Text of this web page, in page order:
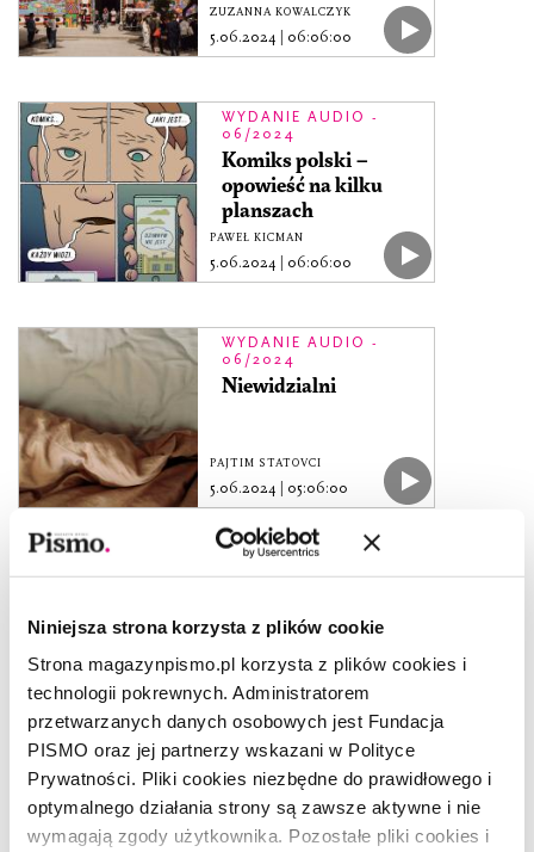
Niniejsza strona korzysta z plików cookie
Strona magazynpismo.pl korzysta z plików cookies i
technologii pokrewnych. Administratorem
przetwarzanych danych osobowych jest Fundacja
PISMO oraz jej partnerzy wskazani w Polityce
Prywatności. Pliki cookies niezbędne do prawidłowego i
optymalnego działania strony są zawsze aktywne i nie
wymagają zgody użytkownika. Pozostałe pliki cookies i
ZUZANNA KOWALCZYK
5.06.2024 06:06:00
WYDANIE AUDIO -
06/2024
Komiks polski –
opowieść na kilku
planszach
PAWEŁ KICMAN
5.06.2024 06:06:00
WYDANIE AUDIO -
06/2024
Niewidzialni
PAJTIM STATOVCI
5.06.2024 05:06:00
ŁUKASZ KRUKOWSKI
5.06.2024 05:06:00
WYDANIE AUDIO -
06/2024
ekonomia darów